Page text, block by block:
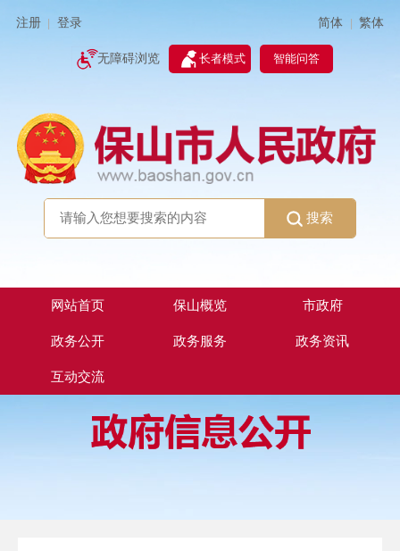
注册 登录 简体 | 繁体
无障碍浏览 长者模式 智能问答
搜索
网站首页 保山概览 市政府
政务公开 政务服务 政务资讯
互动交流